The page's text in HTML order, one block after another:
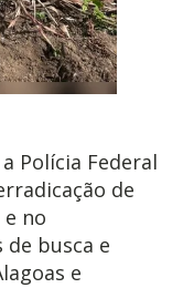
Polícia Federal
de
e no
busca e
e